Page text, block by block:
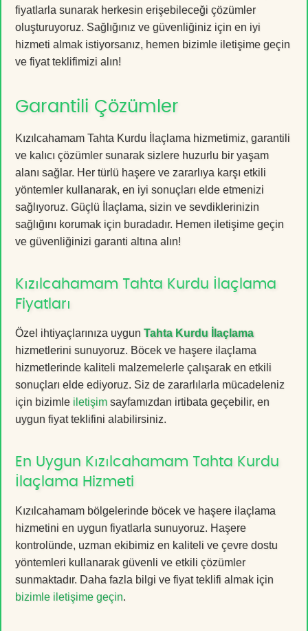
fiyatlarla sunarak herkesin erişebileceği çözümler
oluşturuyoruz. Sağlığınız ve güvenliğiniz için en iyi
hizmeti almak istiyorsanız, hemen bizimle iletişime geçin
ve fiyat teklifimizi alın!
Garantili Çözümler
Kızılcahamam Tahta Kurdu İlaçlama hizmetimiz, garantili
ve kalıcı çözümler sunarak sizlere huzurlu bir yaşam
alanı sağlar. Her türlü haşere ve zararlıya karşı etkili
yöntemler kullanarak, en iyi sonuçları elde etmenizi
sağlıyoruz. Güçlü İlaçlama, sizin ve sevdiklerinizin
sağlığını korumak için buradadır. Hemen iletişime geçin
ve güvenliğinizi garanti altına alın!
Kızılcahamam Tahta Kurdu İlaçlama
Fiyatları
Özel ihtiyaçlarınıza uygun Tahta Kurdu İlaçlama
hizmetlerini sunuyoruz. Böcek ve haşere ilaçlama
hizmetlerinde kaliteli malzemelerle çalışarak en etkili
sonuçları elde ediyoruz. Siz de zararlılarla mücadeleniz
için bizimle iletişim sayfamızdan irtibata geçebilir, en
uygun fiyat teklifini alabilirsiniz.
En Uygun Kızılcahamam Tahta Kurdu
İlaçlama Hizmeti
Kızılcahamam bölgelerinde böcek ve haşere ilaçlama
hizmetini en uygun fiyatlarla sunuyoruz. Haşere
kontrolünde, uzman ekibimiz en kaliteli ve çevre dostu
yöntemleri kullanarak güvenli ve etkili çözümler
sunmaktadır. Daha fazla bilgi ve fiyat teklifi almak için
bizimle iletişime geçin.